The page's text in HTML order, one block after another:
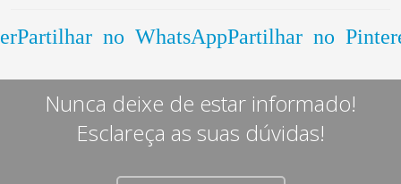
Partilhar no WhatsAppPartilhar no
Nunca deixe de estar informado!
Esclareça as suas dúvidas!